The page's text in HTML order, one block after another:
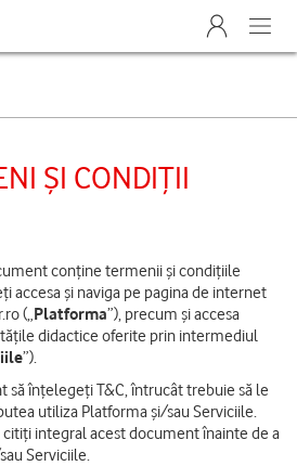
ȘI CONDIȚII
conține termenii și condițiile
accesa și naviga pe pagina de internet
(„Platforma”), precum și accesa
didactice oferite prin intermediul
”).
să înțelegeți T&C, întrucât trebuie să le
utiliza Platforma și/sau Serviciile.
citiți integral acest document înainte de a
Serviciile.